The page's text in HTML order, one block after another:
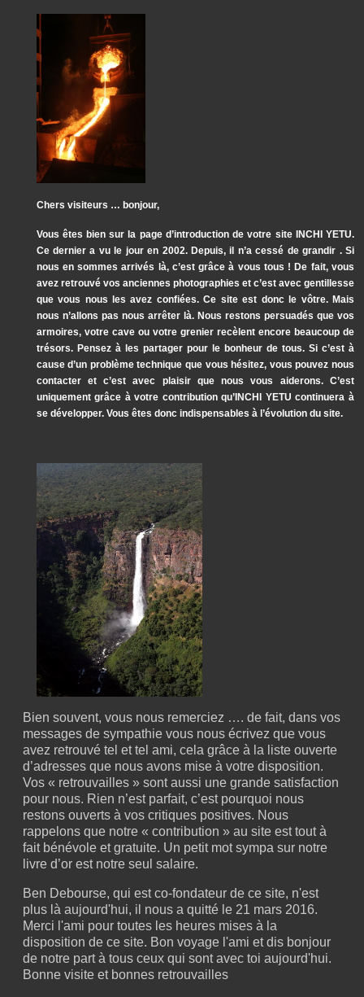
Chers visiteurs … bonjour,
Vous êtes bien sur la page d’introduction de votre site INCHI YETU.
Ce dernier a vu le jour en 2002. Depuis, il n’a cessé de grandir . Si
nous en sommes arrivés là, c’est grâce à vous tous ! De fait, vous
avez retrouvé vos anciennes photographies et c’est avec gentillesse
que vous nous les avez confiées. Ce site est donc le vôtre. Mais
nous n’allons pas nous arrêter là. Nous restons persuadés que vos
armoires, votre cave ou votre grenier recèlent encore beaucoup de
trésors. Pensez à les partager pour le bonheur de tous. Si c’est à
cause d’un problème technique que vous hésitez, vous pouvez nous
contacter et c’est avec plaisir que nous vous aiderons. C’est
uniquement grâce à votre contribution qu’INCHI YETU continuera à
se développer. Vous êtes donc indispensables à l’évolution du site.
Bien souvent, vous nous remerciez …. de fait, dans vos
messages de sympathie vous nous écrivez que vous
avez retrouvé tel et tel ami, cela grâce à la liste ouverte
d’adresses que nous avons mise à votre disposition.
Vos « retrouvailles » sont aussi une grande satisfaction
pour nous. Rien n’est parfait, c’est pourquoi nous
restons ouverts à vos critiques positives. Nous
rappelons que notre « contribution » au site est tout à
fait bénévole et gratuite. Un petit mot sympa sur notre
livre d’or est notre seul salaire.
Ben Debourse, qui est co-fondateur de ce site, n'est
plus là aujourd'hui, il nous a quitté le 21 mars 2016.
Merci l'ami pour toutes les heures mises à la
disposition de ce site. Bon voyage l'ami et dis bonjour
de notre part à tous ceux qui sont avec toi aujourd'hui.
Bonne visite et bonnes retrouvailles